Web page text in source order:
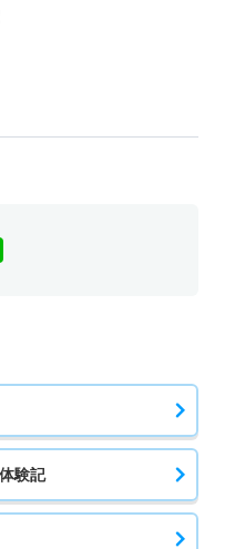
17人 50.70
22人 －
験記